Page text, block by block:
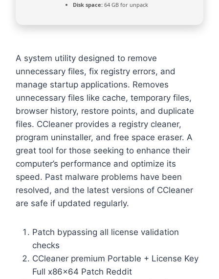
Disk space: 64 GB for unpack
A system utility designed to remove
unnecessary files, fix registry errors, and
manage startup applications. Removes
unnecessary files like cache, temporary files,
browser history, restore points, and duplicate
files. CCleaner provides a registry cleaner,
program uninstaller, and free space eraser. A
great tool for those seeking to enhance their
computer’s performance and optimize its
speed. Past malware problems have been
resolved, and the latest versions of CCleaner
are safe if updated regularly.
Patch bypassing all license validation
checks
CCleaner premium Portable + License Key
Full x86x64 Patch Reddit